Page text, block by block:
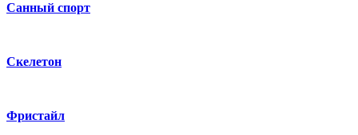
Санный спорт
Скелетон
Фристайл